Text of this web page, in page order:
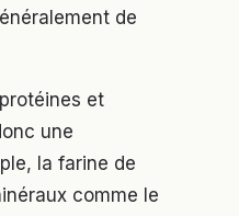
de
et
une
la farine de
comme le